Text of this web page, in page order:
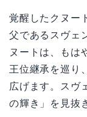
覚醒したクヌー
父であるスヴェ
ヌートは、もは
王位継承を巡り
広げます。スヴ
の輝き」を見抜